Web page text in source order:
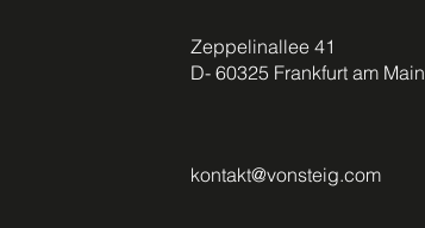
Zeppelinallee 41
D- 60325 Frankfurt am Main
kontakt@vonsteig.com